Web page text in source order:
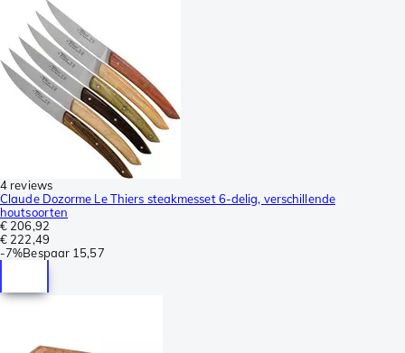
4 reviews
Claude Dozorme Le Thiers steakmesset 6-delig, verschillende
houtsoorten
€ 206,92
€ 222,49
-7%Bespaar 15,57